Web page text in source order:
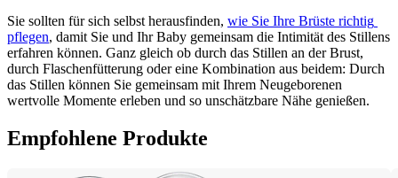
Sie sollten für sich selbst herausfinden, wie Sie Ihre Brüste richtig
pflegen, damit Sie und Ihr Baby gemeinsam die Intimität des Stillens
erfahren können. Ganz gleich ob durch das Stillen an der Brust,
durch Flaschenfütterung oder eine Kombination aus beidem: Durch
das Stillen können Sie gemeinsam mit Ihrem Neugeborenen
wertvolle Momente erleben und so unschätzbare Nähe genießen.
Empfohlene Produkte